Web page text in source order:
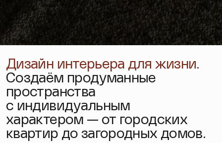
Дизайн интерьера для жизни.
Создаём продуманные
пространства
с индивидуальным
характером — от городских
квартир до загородных домов.